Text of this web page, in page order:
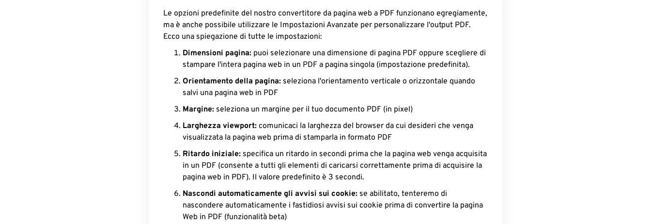
Le opzioni predefinite del nostro convertitore da pagina web a PDF funzionano egregiamente,
ma è anche possibile utilizzare le Impostazioni Avanzate per personalizzare l'output PDF.
Ecco una spiegazione di tutte le impostazioni:
Dimensioni pagina: puoi selezionare una dimensione di pagina PDF oppure scegliere di
stampare l'intera pagina web in un PDF a pagina singola (impostazione predefinita).
Orientamento della pagina: seleziona l'orientamento verticale o orizzontale quando
salvi una pagina web in PDF
Margine: seleziona un margine per il tuo documento PDF (in pixel)
Larghezza viewport: comunicaci la larghezza del browser da cui desideri che venga
visualizzata la pagina web prima di stamparla in formato PDF
Ritardo iniziale: specifica un ritardo in secondi prima che la pagina web venga acquisita
in un PDF (consente a tutti gli elementi di caricarsi correttamente prima di acquisire la
pagina web in PDF). Il valore predefinito è 3 secondi.
Nascondi automaticamente gli avvisi sui cookie: se abilitato, tenteremo di
nascondere automaticamente i fastidiosi avvisi sui cookie prima di convertire la pagina
Web in PDF (funzionalità beta)